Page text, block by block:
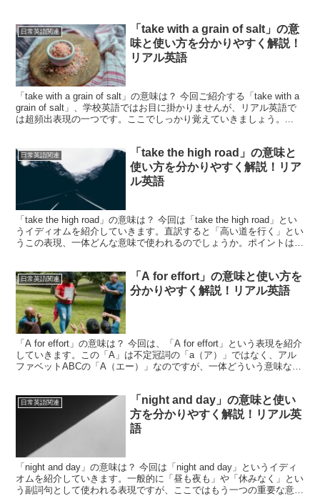
日常英語関連
「take with a grain of salt」の意
味と使い方を分かりやすく解説！
リアル英語
「take with a grain of salt」の意味は？ 今回ご紹介する「take with a
grain of salt」、学校英語ではお目に掛かりませんが、リアル英語で
は超頻出表現の一つです。ここでしっかり覚えていきましょう。...
日常英語関連
「take the high road」の意味と
使い方を分かりやすく解説！リア
ル英語
「take the high road」の意味は？ 今回は「take the high road」とい
うイディオムを紹介していきます。直訳すると「高い道を行く」とい
うこの表現、一体どんな意味で使われるのでしょうか。ポイントは
日常英語関連
「A for effort」の意味と使い方を
分かりやすく解説！リアル英語
「A for effort」の意味は？ 今回は、「A for effort」という表現を紹介
していきます。この「A」は不定冠詞の「a（ア）」ではなく、アル
ファベットABCの「A（エー）」なのですが、一体どういう意味なの
日常英語関連
「night and day」の意味と使い
方を分かりやすく解説！リアル英
語
「night and day」の意味は？ 今回は「night and day」というイディ
オムを紹介していきます。一般的に「昼も夜も」や「休みなく」とい
う副詞句として使われる表現ですが、ここではもう一つの重要な意味